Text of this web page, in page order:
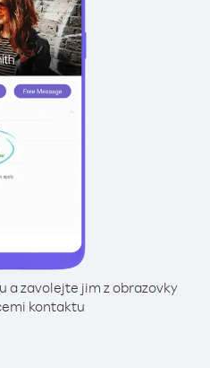
a zavolejte jim z obrazovky
kontaktu